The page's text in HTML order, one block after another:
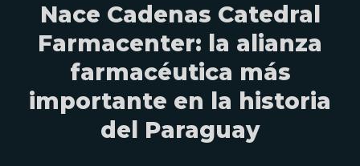
Nace Cadenas Catedral
Farmacenter: la alianza
farmacéutica más
importante en la historia
del Paraguay